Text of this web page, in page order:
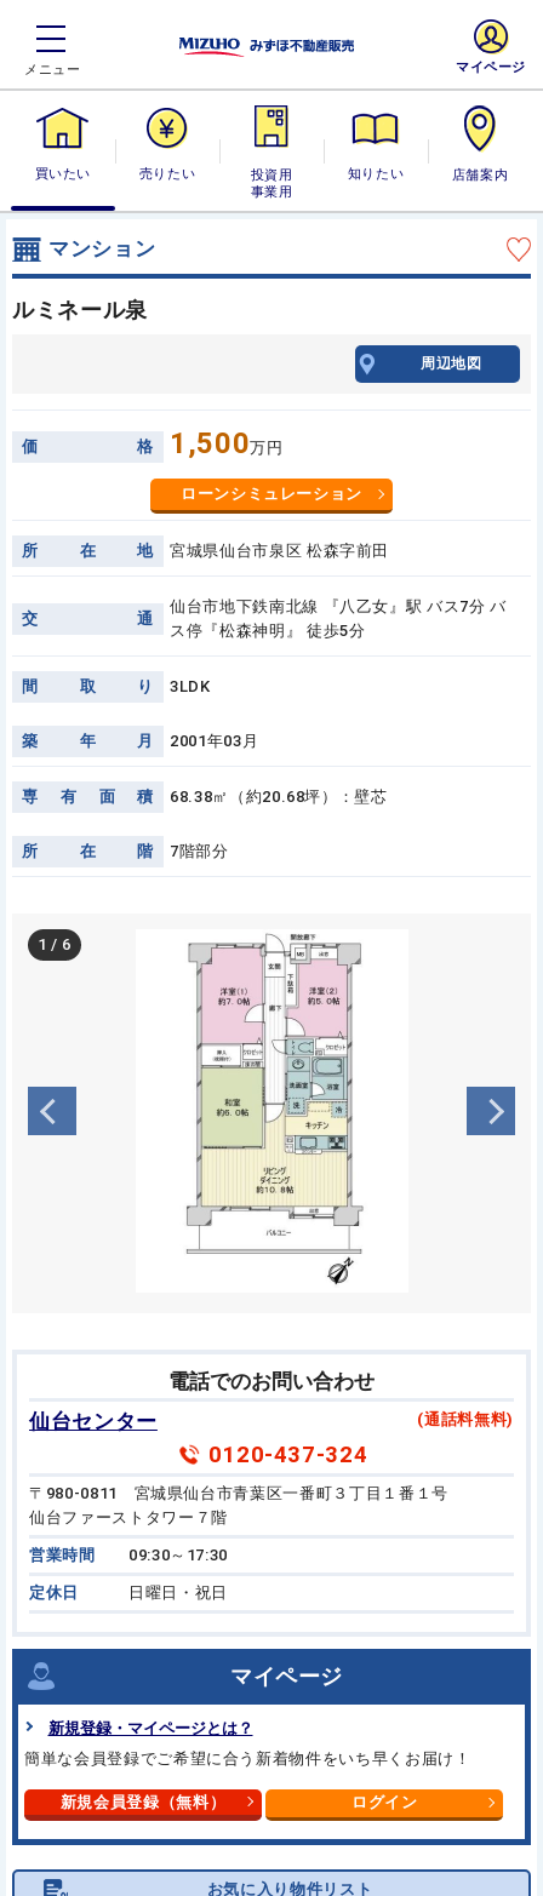
買いたい 売りたい
投資用・事業
用
知りたい 店舗案内
マイページ
マンション
ルミネール泉
周辺地図
価 格 1,500万円
ローンシミュレーション
所 在 地 宮城県仙台市泉区 松森字前田
交 通
仙台市地下鉄南北線 『八乙女』駅 バス7分 バ
ス停『松森神明』 徒歩5分
間 取 り 3LDK
築 年 月 2001年03月
専 有 面 積 68.38㎡（約20.68坪）：壁芯
所 在 階 7階部分
1 / 6
電話でのお問い合わせ
仙台センター
(通話料無料)
0120-437-324
〒980-0811 宮城県仙台市青葉区一番町３丁目１番１号
仙台ファーストタワー７階
営業時間 09:30～17:30
定休日 日曜日・祝日
マイページ
新規登録・マイページとは？
簡単な会員登録でご希望に合う 新着物件をいち早くお届け！
新規会員登録（無料） ログイン
お気に入り物件リスト